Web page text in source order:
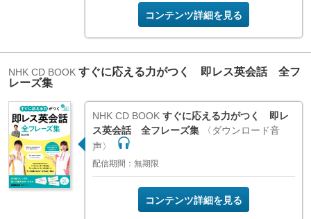
コンテンツ詳細を見る
NHK CD BOOK すぐに応える力がつく 即レス英会話 全フ
レーズ集
NHK CD BOOK すぐに応える力がつく 即レ
ス英会話 全フレーズ集
〈ダウンロード音
声〉
配信期間：無期限
コンテンツ詳細を見る